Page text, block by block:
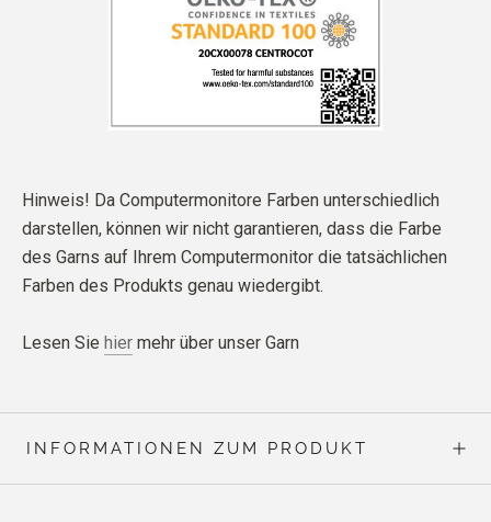
Hinweis! Da Computermonitore Farben unterschiedlich
darstellen, können wir nicht garantieren, dass die Farbe
des Garns auf Ihrem Computermonitor die tatsächlichen
Farben des Produkts genau wiedergibt.
Lesen Sie hier mehr über unser Garn
INFORMATIONEN ZUM PRODUKT